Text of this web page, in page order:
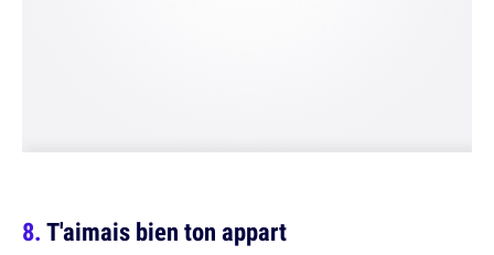
T'aimais bien ton appart